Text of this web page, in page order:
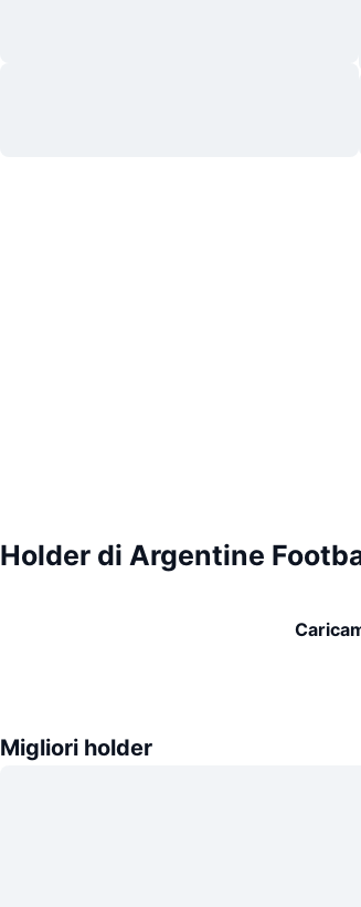
Holder di Argentine
Migliori holder